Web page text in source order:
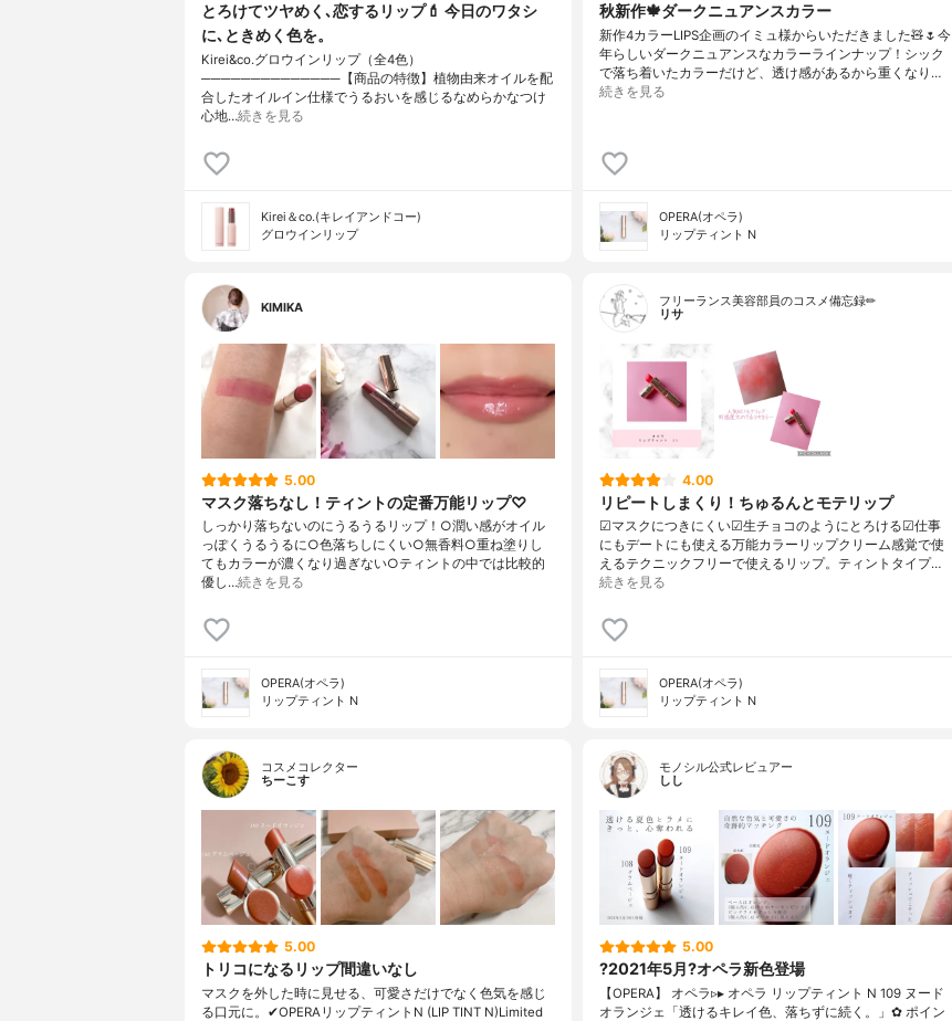
とろけてツヤめく､恋するリップ💄 今日のワタシ
に､ときめく色を。
Kirei&co.グロウインリップ（全4色）
──────────────【商品の特徴】植物由来オイルを配
合したオイルイン仕様でうるおいを感じるなめらかなつけ
心地…続きを見る
Kirei＆co.(キレイアンドコー)
グロウインリップ
秋新作🍁ダークニュアンスカラー
新作4カラーLIPS企画のイミュ様からいただきました🧸🌷今
年らしいダークニュアンスなカラーラインナップ！シック
で落ち着いたカラーだけど、透け感があるから重くなり…
続きを見る
OPERA(オペラ)
リップティント N
KIMIKA
5.00
マスク落ちなし！ティントの定番万能リップ♡
しっかり落ちないのにうるうるリップ！○潤い感がオイル
っぽくうるうるに○色落ちしにくい○無香料○重ね塗りし
てもカラーが濃くなり過ぎない○ティントの中では比較的
優し…続きを見る
OPERA(オペラ)
リップティント N
フリーランス美容部員のコスメ備忘録✏︎
リサ
4.00
リピートしまくり！ちゅるんとモテリップ
☑︎マスクにつきにくい☑︎生チョコのようにとろける☑︎仕事
にもデートにも使える万能カラーリップクリーム感覚で使
えるテクニックフリーで使えるリップ。ティントタイプ…
続きを見る
OPERA(オペラ)
リップティント N
コスメコレクター
ちーこす
5.00
トリコになるリップ間違いなし
マスクを外した時に見せる、可愛さだけでなく色気を感じ
る口元に。✔︎OPERAリップティントN (LIP TINT N)Limited
モノシル公式レビュアー
しし
5.00
?2021年5月?オペラ新色登場
【OPERA】 オペラ▹▸ オペラ リップティント N 109 ヌード
オランジェ「透けるキレイ色、落ちずに続く。」✿ ポイン